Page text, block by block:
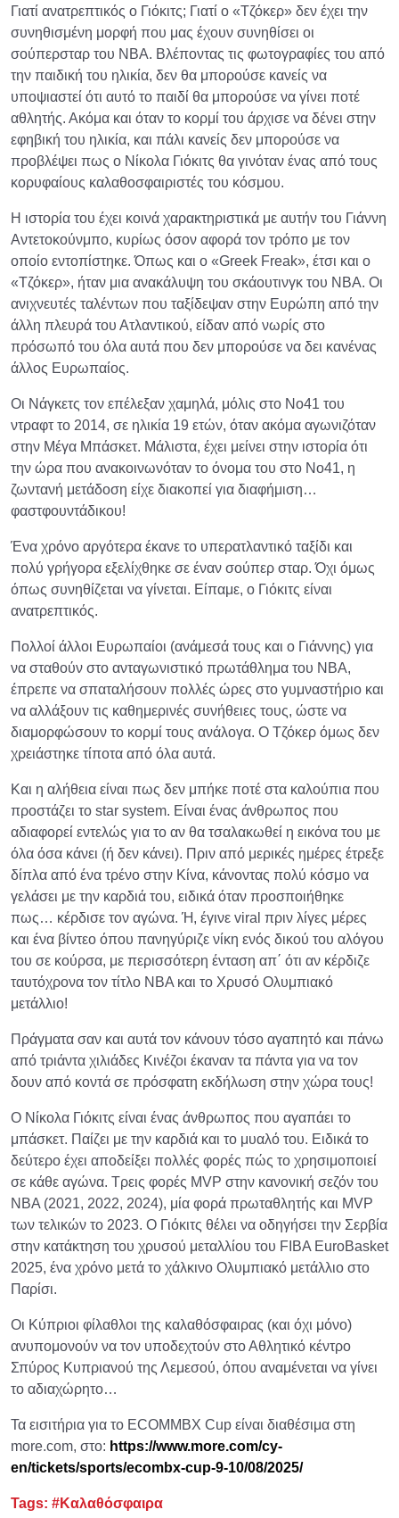
Γιατί ανατρεπτικός ο Γιόκιτς; Γιατί ο «Τζόκερ» δεν έχει την
συνηθισμένη μορφή που μας έχουν συνηθίσει οι
σούπερσταρ του NBA. Βλέποντας τις φωτογραφίες του από
την παιδική του ηλικία, δεν θα μπορούσε κανείς να
υποψιαστεί ότι αυτό το παιδί θα μπορούσε να γίνει ποτέ
αθλητής. Ακόμα και όταν το κορμί του άρχισε να δένει στην
εφηβική του ηλικία, και πάλι κανείς δεν μπορούσε να
προβλέψει πως ο Νίκολα Γιόκιτς θα γινόταν ένας από τους
κορυφαίους καλαθοσφαιριστές του κόσμου.
Η ιστορία του έχει κοινά χαρακτηριστικά με αυτήν του Γιάννη
Αντετοκούνμπο, κυρίως όσον αφορά τον τρόπο με τον
οποίο εντοπίστηκε. Όπως και ο «Greek Freak», έτσι και ο
«Τζόκερ», ήταν μια ανακάλυψη του σκάουτινγκ του ΝΒΑ. Οι
ανιχνευτές ταλέντων που ταξίδεψαν στην Ευρώπη από την
άλλη πλευρά του Ατλαντικού, είδαν από νωρίς στο
πρόσωπό του όλα αυτά που δεν μπορούσε να δει κανένας
άλλος Ευρωπαίος.
Οι Νάγκετς τον επέλεξαν χαμηλά, μόλις στο Νο41 του
ντραφτ το 2014, σε ηλικία 19 ετών, όταν ακόμα αγωνιζόταν
στην Μέγα Μπάσκετ. Μάλιστα, έχει μείνει στην ιστορία ότι
την ώρα που ανακοινωνόταν το όνομα του στο Νο41, η
ζωντανή μετάδοση είχε διακοπεί για διαφήμιση…
φαστφουντάδικου!
Ένα χρόνο αργότερα έκανε το υπερατλαντικό ταξίδι και
πολύ γρήγορα εξελίχθηκε σε έναν σούπερ σταρ. Όχι όμως
όπως συνηθίζεται να γίνεται. Είπαμε, ο Γιόκιτς είναι
ανατρεπτικός.
Πολλοί άλλοι Ευρωπαίοι (ανάμεσά τους και ο Γιάννης) για
να σταθούν στο ανταγωνιστικό πρωτάθλημα του ΝΒΑ,
έπρεπε να σπαταλήσουν πολλές ώρες στο γυμναστήριο και
να αλλάξουν τις καθημερινές συνήθειες τους, ώστε να
διαμορφώσουν το κορμί τους ανάλογα. Ο Τζόκερ όμως δεν
χρειάστηκε τίποτα από όλα αυτά.
Και η αλήθεια είναι πως δεν μπήκε ποτέ στα καλούπια που
προστάζει το star system. Είναι ένας άνθρωπος που
αδιαφορεί εντελώς για το αν θα τσαλακωθεί η εικόνα του με
όλα όσα κάνει (ή δεν κάνει). Πριν από μερικές ημέρες έτρεξε
δίπλα από ένα τρένο στην Κίνα, κάνοντας πολύ κόσμο να
γελάσει με την καρδιά του, ειδικά όταν προσποιήθηκε
πως… κέρδισε τον αγώνα. Ή, έγινε viral πριν λίγες μέρες
και ένα βίντεο όπου πανηγύριζε νίκη ενός δικού του αλόγου
του σε κούρσα, με περισσότερη ένταση απ΄ ότι αν κέρδιζε
ταυτόχρονα τον τίτλο NBA και το Χρυσό Ολυμπιακό
μετάλλιο!
Πράγματα σαν και αυτά τον κάνουν τόσο αγαπητό και πάνω
από τριάντα χιλιάδες Κινέζοι έκαναν τα πάντα για να τον
δουν από κοντά σε πρόσφατη εκδήλωση στην χώρα τους!
Ο Νίκολα Γιόκιτς είναι ένας άνθρωπος που αγαπάει το
μπάσκετ. Παίζει με την καρδιά και το μυαλό του. Ειδικά το
δεύτερο έχει αποδείξει πολλές φορές πώς το χρησιμοποιεί
σε κάθε αγώνα. Τρεις φορές MVP στην κανονική σεζόν του
ΝΒΑ (2021, 2022, 2024), μία φορά πρωταθλητής και MVP
των τελικών το 2023. Ο Γιόκιτς θέλει να οδηγήσει την Σερβία
στην κατάκτηση του χρυσού μεταλλίου του FIBA EuroBasket
2025, ένα χρόνο μετά το χάλκινο Ολυμπιακό μετάλλιο στο
Παρίσι.
Οι Κύπριοι φίλαθλοι της καλαθόσφαιρας (και όχι μόνο)
ανυπομονούν να τον υποδεχτούν στο Αθλητικό κέντρο
Σπύρος Κυπριανού της Λεμεσού, όπου αναμένεται να γίνει
το αδιαχώρητο…
Τα εισιτήρια για το ECOMMBX Cup είναι διαθέσιμα στη
more.com, στο: https://www.more.com/cy-
en/tickets/sports/ecombx-cup-9-10/08/2025/
Tags: #Καλαθόσφαιρα